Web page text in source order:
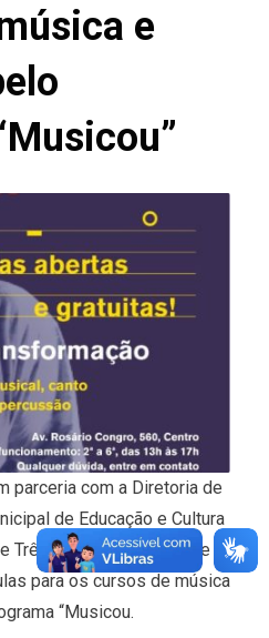
e
parceria com a Diretoria de
de Educação e Cultura
Três Lagoas, informa que
para os cursos de música
“Musicou.